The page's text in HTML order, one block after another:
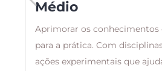
Médio
Aprimorar os conhecimentos
para a prática. Com
ações experimentais que